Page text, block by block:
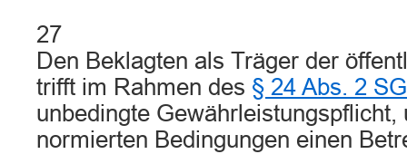
27
Den Beklagten als Träger der
trifft im Rahmen des § 24 Abs. 2
unbedingte Gewährleistungspflicht,
normierten Bedingungen einen